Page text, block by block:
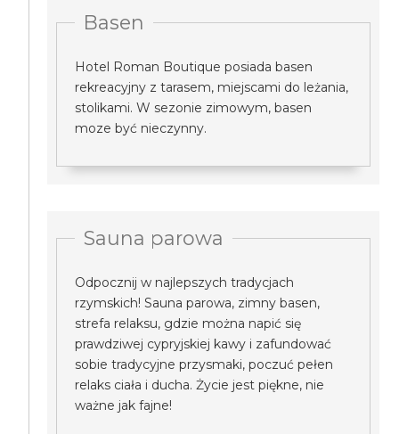
Basen
Hotel Roman Boutique posiada basen
rekreacyjny z tarasem, miejscami do leżania,
stolikami. W sezonie zimowym, basen
moze być nieczynny.
Sauna parowa
Odpocznij w najlepszych tradycjach
rzymskich! Sauna parowa, zimny basen,
strefa relaksu, gdzie można napić się
prawdziwej cypryjskiej kawy i zafundować
sobie tradycyjne przysmaki, poczuć pełen
relaks ciała i ducha. Życie jest piękne, nie
ważne jak fajne!